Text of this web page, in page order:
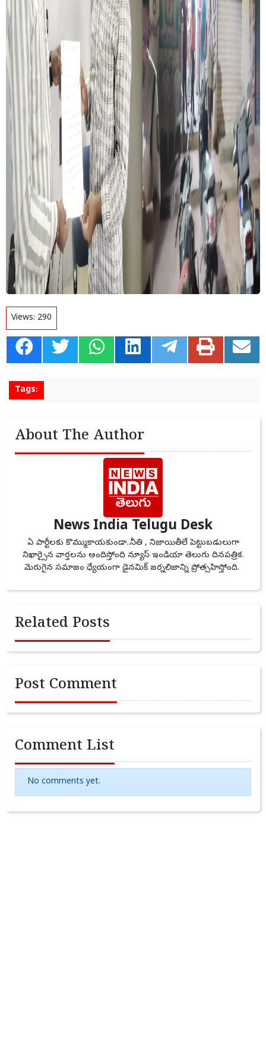
Views: 290
Tags:
About The Author
News India Telugu Desk
ఏ పార్టీలకు కొమ్ముకాయకుండా..నీతి , నిజాయితీలే పెట్టుబడులుగా
నిఖార్సైన వార్తలను అందిస్తోంది న్యూస్ ఇండియా తెలుగు దినపత్రిక.
మెరుగైన సమాజం ధ్యేయంగా డైనమిక్ జర్నలిజాన్ని ప్రోత్సహిస్తోంది.
Related Posts
Post Comment
Comment List
No comments yet.